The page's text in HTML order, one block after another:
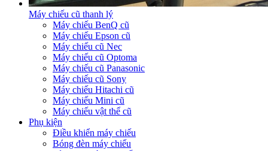
Máy chiếu cũ thanh lý
Máy chiếu BenQ cũ
Máy chiếu Epson cũ
Máy chiếu cũ Nec
Máy chiếu cũ Optoma
Máy chiếu cũ Panasonic
Máy chiếu cũ Sony
Máy chiếu Hitachi cũ
Máy chiếu Mini cũ
Máy chiếu vật thể cũ
Phụ kiện
Điều khiển máy chiếu
Bóng đèn máy chiếu